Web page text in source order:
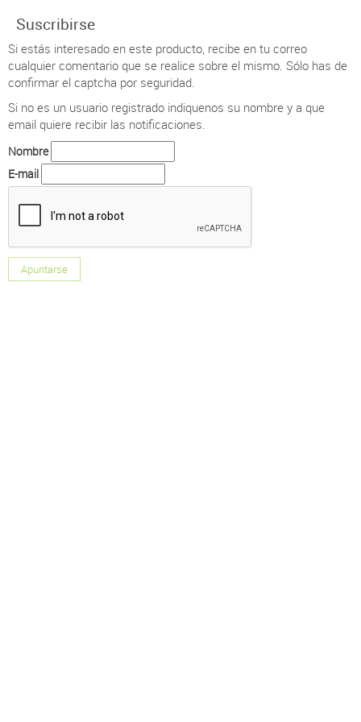
Suscribirse
Si estás interesado en este producto, recibe en tu correo
cualquier comentario que se realice sobre el mismo. Sólo has de
confirmar el captcha por seguridad.
Si no es un usuario registrado indiquenos su nombre y a que
email quiere recibir las notificaciones.
Nombre
E-mail